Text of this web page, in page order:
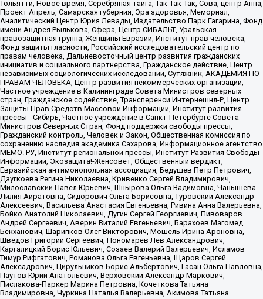
Тольятти, Новое время, Серебряная тайга, Так-Так-Так, Сова, центр Анна,
Проект Апрель, Самарская губерния, Эра здоровья, Мемориал,
Аналитический Центр Юрия Левады, Издательство Парк Гагарина, Фонд
имени Андрея Рылькова, Сфера, Центр СИБАЛЬТ, Уральская
правозащитная группа, Женщины Евразии, Институт прав человека,
Фонд защиты гласности, Российский исследовательский центр по
правам человека, Дальневосточный центр развития гражданских
инициатив и социального партнерства, Гражданское действие, Центр
независимых социологических исследований, Сутяжник, АКАДЕМИЯ ПО
ПРАВАМ ЧЕЛОВЕКА, Центр развития некоммерческих организаций,
Частное учреждение в Калининграде Совета Министров северных
стран, Гражданское содействие, Трансперенси Интернешнл-Р, Центр
Защиты Прав Средств Массовой Информации, Институт развития
прессы - Сибирь, Частное учреждение в Санкт-Петербурге Совета
Министров Северных Стран, Фонд поддержки свободы прессы,
Гражданский контроль, Человек и Закон, Общественная комиссия по
сохранению наследия академика Сахарова, Информационное агентство
МЕМО. РУ, Институт региональной прессы, Институт Развития Свободы
Информации, Экозащита!-Женсовет, Общественный вердикт,
Евразийская антимонопольная ассоциация, Бедушев Петр Петрович,
Дзугкоева Регина Николаевна, Кривенко Сергей Владимирович,
Милославский Павел Юрьевич, Шнырова Ольга Вадимовна, Чанышева
Лилия Айратовна, Сидорович Ольга Борисовна, Туровский Александр
Алексеевич, Васильева Анастасия Евгеньевна, Ривина Анна Валерьевна,
Бойко Анатолий Николаевич, Дугин Сергей Георгиевич, Пивоваров
Андрей Сергеевич, Аверин Виталий Евгеньевич, Барахоев Магомед
Бекханович, Шарипков Олег Викторович, Мошель Ирина Ароновна,
Шведов Григорий Сергеевич, Пономарев Лев Александрович,
Каргалицкий Борис Юльевич, Созаев Валерий Валерьевич, Исламов
Тимур Рифгатович, Романова Ольга Евгеньевна, Щаров Сергей
Алексадрович, Цирульников Борис Альбертович, Гасан Ольга Павловна,
Паутов Юрий Анатольевич, Верховский Александр Маркович,
Пислакова-Паркер Марина Петровна, Кочеткова Татьяна
Владимировна, Чуркина Наталья Валерьевна, Акимова Татьяна